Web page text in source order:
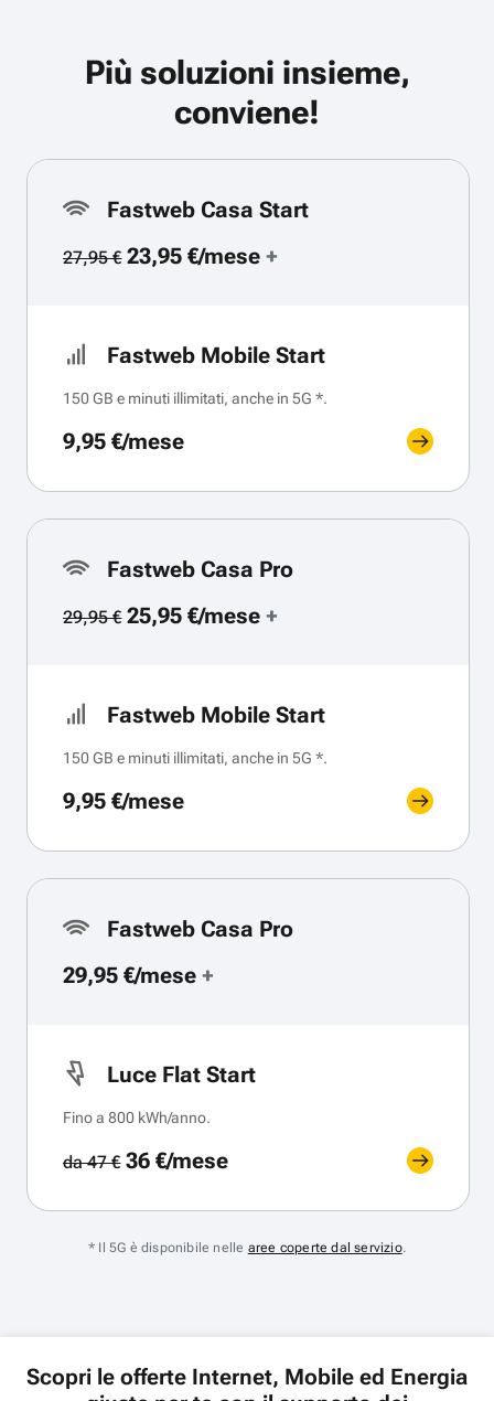
Più soluzioni insieme,
conviene!
Fastweb Casa Start
27,95 €23,95 €/mese+
Fastweb Mobile Start
150 GB e minuti illimitati, anche in 5G *.
9,95 €/mese
Fastweb Casa Pro
29,95 €25,95 €/mese+
Fastweb Mobile Start
150 GB e minuti illimitati, anche in 5G *.
9,95 €/mese
Fastweb Casa Pro
29,95 €/mese +
Luce Flat Start
Fino a 800 kWh/anno.
da 47 €36 €/mese
* Il 5G è disponibile nelle aree coperte dal servizio.
Scopri le offerte Internet, Mobile ed Energia